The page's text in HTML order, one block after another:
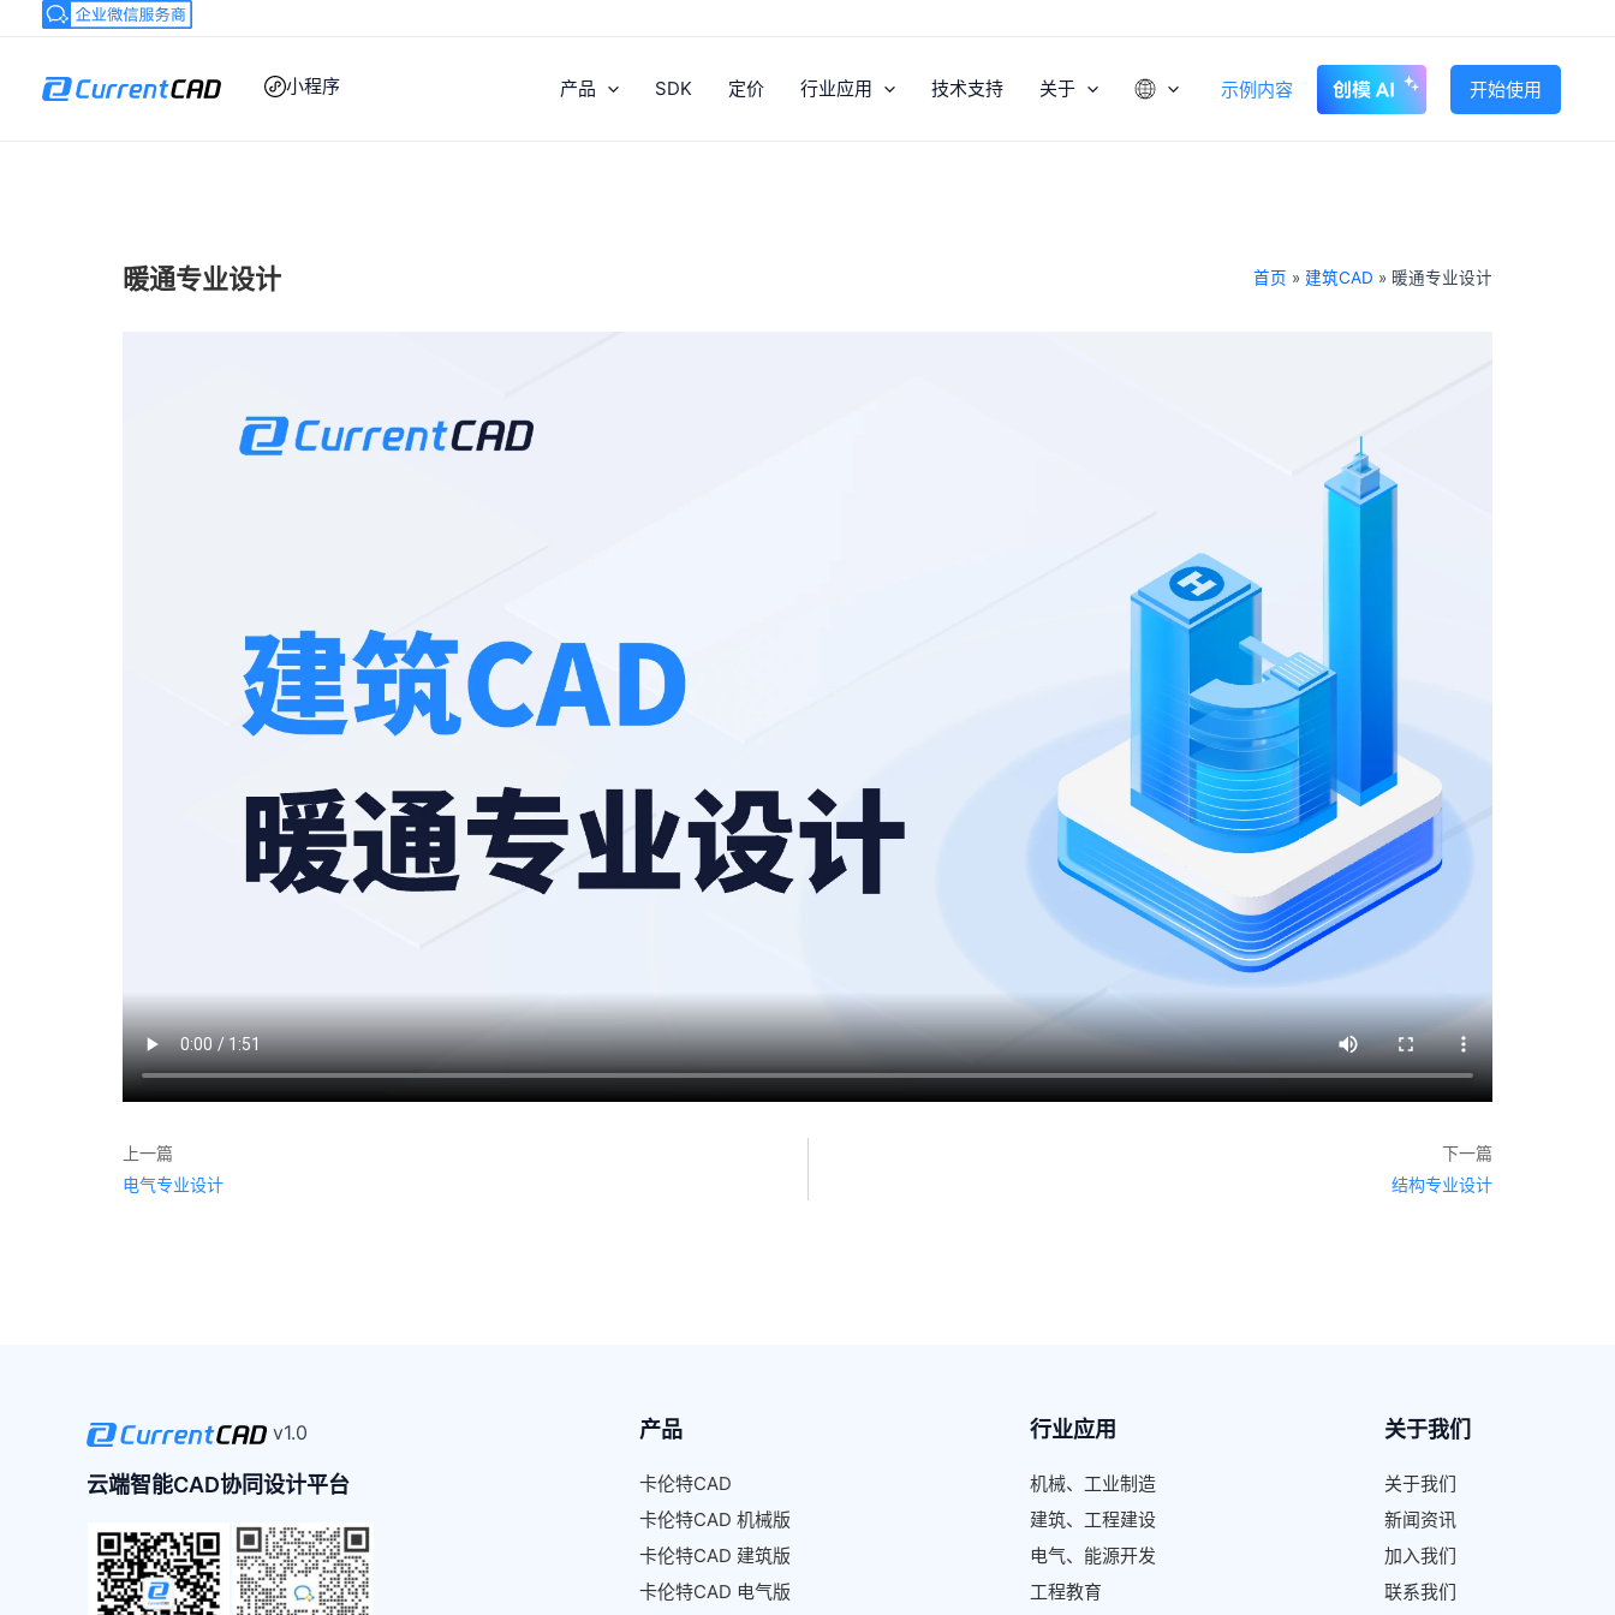
小程序 产品 SDK 定价 行业应用 技术支持 关于 示例内容 开始使用
暖通专业设计 首页 » 建筑CAD » 暖通专业设计
上一篇
电气专业设计
下一篇
结构专业设计
v1.0
云端智能CAD协同设计平台
产品
卡伦特CAD
卡伦特CAD 机械版
卡伦特CAD 建筑版
卡伦特CAD 电气版
行业应用
机械、工业制造
建筑、工程建设
电气、能源开发
工程教育
关于我们
关于我们
新闻资讯
加入我们
联系我们